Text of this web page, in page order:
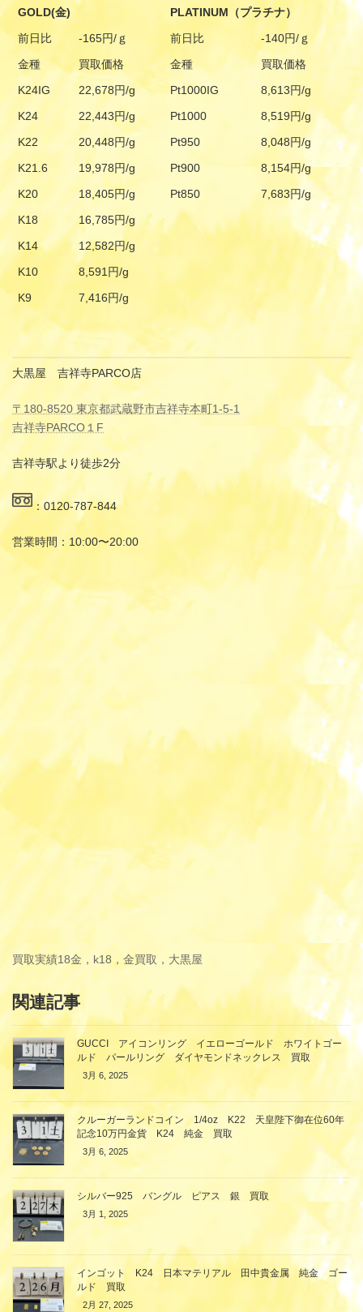
GOLD(金)
PLATINUM（プラチナ）
前日比
-165円/ｇ 前日比
-140円/ｇ
金種
買取価格 金種
買取価格
K24IG
22,678円/g Pt1000IG
8,613円/g
K24
22,443円/g Pt1000
8,519円/g
K22
20,448円/g Pt950
8,048円/g
K21.6
19,978円/g Pt900
8,154円/g
K20
18,405円/g Pt850
7,683円/g
K18
16,785円/g
K14
12,582円/g
K10
8,591円/g
K9
7,416円/g
大黒屋 吉祥寺PARCO店
〒180-8520 東京都武蔵野市吉祥寺本町1-5-1
吉祥寺PARCO１F
吉祥寺駅より徒歩2分
：0120-787-844
営業時間：10:00〜20:00
買取実績18金，k18，金買取，大黒屋
関連記事
GUCCI アイコンリング イエローゴールド ホワイトゴー
ルド パールリング ダイヤモンドネックレス 買取
3月 6, 2025
クルーガーランドコイン 1/4oz K22 天皇陛下御在位60年
記念10万円金貨 K24 純金 買取
3月 6, 2025
シルバー925 バングル ピアス 銀 買取
3月 1, 2025
インゴット K24 日本マテリアル 田中貴金属 純金 ゴー
ルド 買取
2月 27, 2025